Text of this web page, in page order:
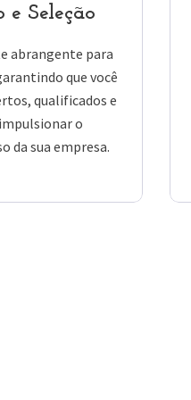
e Seleção
abrangente para
que você
qualificados e
o
da sua empresa.